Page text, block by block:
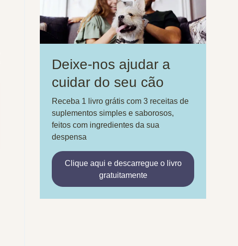
Deixe-nos ajudar a
cuidar do seu cão
Receba 1 livro grátis com 3 receitas de
suplementos simples e saborosos,
feitos com ingredientes da sua
despensa
Clique aqui e descarregue o livro
gratuitamente